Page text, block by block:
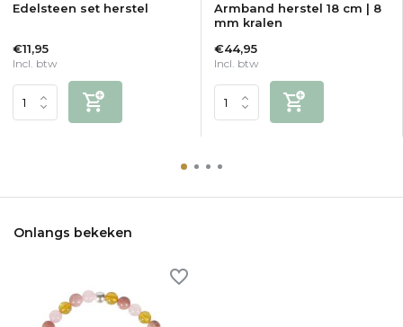
Edelsteen set herstel
€11,95
Incl. btw
Armband herstel 18 cm | 8
mm kralen
€44,95
Incl. btw
Onlangs bekeken